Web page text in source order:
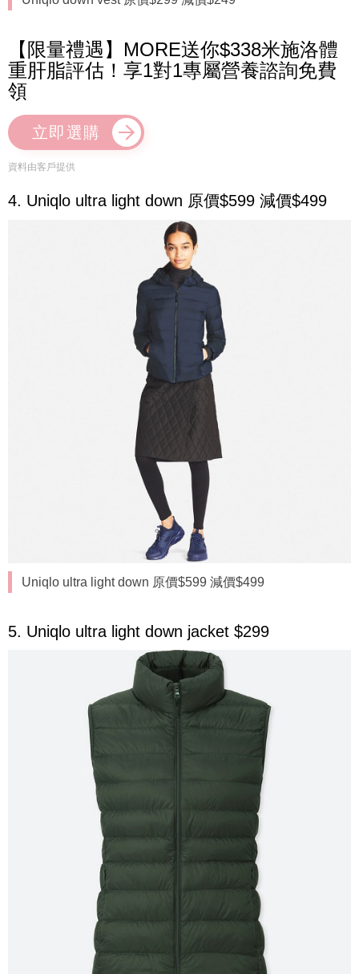
【限量禮遇】MORE送你$338米施洛體
重肝脂評估！享1對1專屬營養諮詢免費
領
立即選購
資料由客戶提供
4. Uniqlo ultra light down 原價$599 減價$499
Uniqlo ultra light down 原價$599 減價$499
5. Uniqlo ultra light down jacket $299